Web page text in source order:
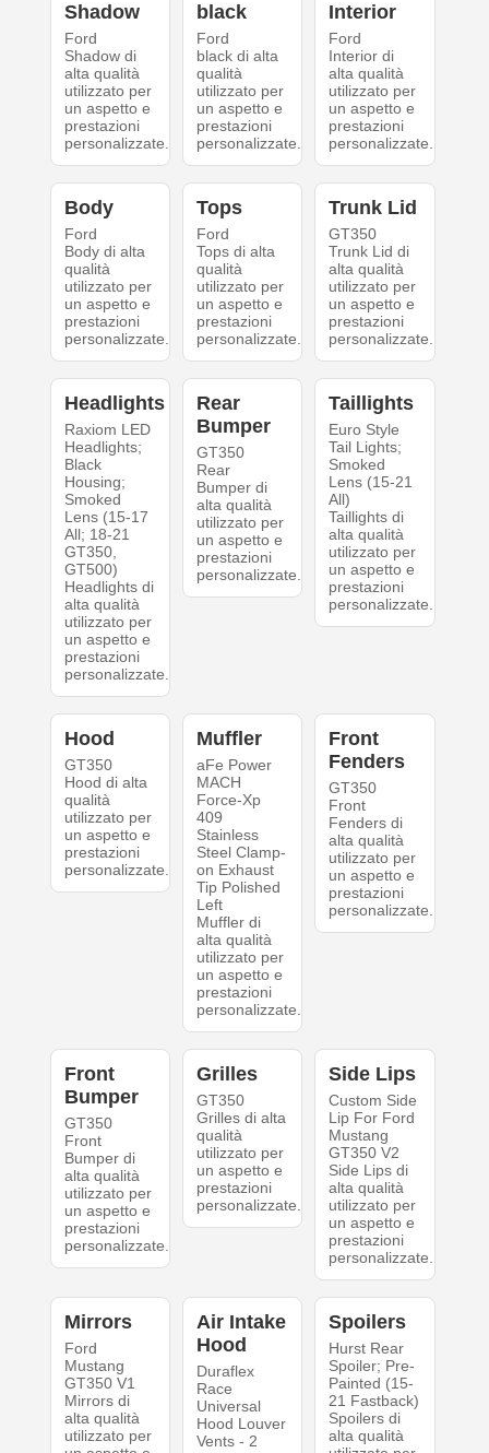
Shadow
Ford
Shadow di
alta qualità
utilizzato per
un aspetto e
prestazioni
personalizzate.
black
Ford
black di alta
qualità
utilizzato per
un aspetto e
prestazioni
personalizzate.
Interior
Ford
Interior di
alta qualità
utilizzato per
un aspetto e
prestazioni
personalizzate.
Body
Ford
Body di alta
qualità
utilizzato per
un aspetto e
prestazioni
personalizzate.
Tops
Ford
Tops di alta
qualità
utilizzato per
un aspetto e
prestazioni
personalizzate.
Trunk Lid
GT350
Trunk Lid di
alta qualità
utilizzato per
un aspetto e
prestazioni
personalizzate.
Headlights
Raxiom LED
Headlights;
Black
Housing;
Smoked
Lens (15-17
All; 18-21
GT350,
GT500)
Headlights di
alta qualità
utilizzato per
un aspetto e
prestazioni
personalizzate.
Rear
Bumper
GT350
Rear
Bumper di
alta qualità
utilizzato per
un aspetto e
prestazioni
personalizzate.
Taillights
Euro Style
Tail Lights;
Smoked
Lens (15-21
All)
Taillights di
alta qualità
utilizzato per
un aspetto e
prestazioni
personalizzate.
Hood
GT350
Hood di alta
qualità
utilizzato per
un aspetto e
prestazioni
personalizzate.
Muffler
aFe Power
MACH
Force-Xp
409
Stainless
Steel Clamp-
on Exhaust
Tip Polished
Left
Muffler di
alta qualità
utilizzato per
un aspetto e
prestazioni
personalizzate.
Front
Fenders
GT350
Front
Fenders di
alta qualità
utilizzato per
un aspetto e
prestazioni
personalizzate.
Front
Bumper
GT350
Front
Bumper di
alta qualità
utilizzato per
un aspetto e
prestazioni
personalizzate.
Grilles
GT350
Grilles di alta
qualità
utilizzato per
un aspetto e
prestazioni
personalizzate.
Side Lips
Custom Side
Lip For Ford
Mustang
GT350 V2
Side Lips di
alta qualità
utilizzato per
un aspetto e
prestazioni
personalizzate.
Mirrors
Ford
Mustang
GT350 V1
Mirrors di
alta qualità
utilizzato per
Air Intake
Hood
Duraflex
Race
Universal
Hood Louver
Vents - 2
Spoilers
Hurst Rear
Spoiler; Pre-
Painted (15-
21 Fastback)
Spoilers di
alta qualità